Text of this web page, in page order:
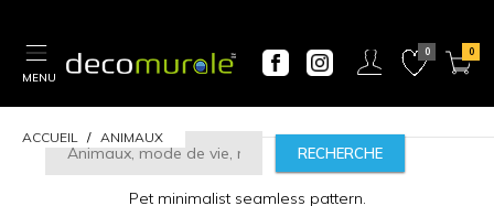
ACCUEIL ANIMAUX
RECHERCHE